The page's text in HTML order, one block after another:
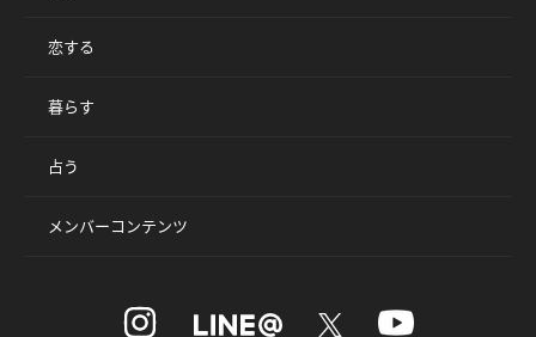
恋する
暮らす
占う
メンバーコンテンツ